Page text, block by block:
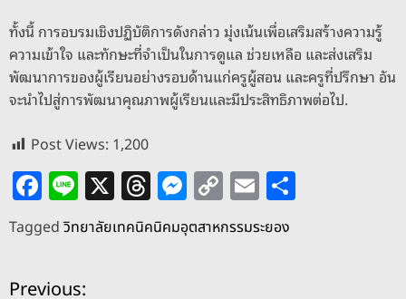
ทั้งนี้ การอบรมเชิงปฏิบัติการดังกล่าว มุ่งเน้นเพื่อเสริมสร้างความรู้
ความเข้าใจ และทักษะที่จำเป็นในการดูแล ช่วยเหลือ และส่งเสริม
พัฒนาการของผู้เรียนอย่างรอบด้านแก่ครูผู้สอน และครูที่ปรึกษา อัน
จะนำไปสู่การพัฒนาคุณภาพผู้เรียนและมีประสิทธิภาพต่อไป.
Post Views: 1,200
F
a
c
e
Li
n
e
X T
h
re
M
e
ss
C
o
p
E
m
ai
Taggedวิทยาลัยเทคนิคนิคมอุตสาหกรรมระยอง
Previous: